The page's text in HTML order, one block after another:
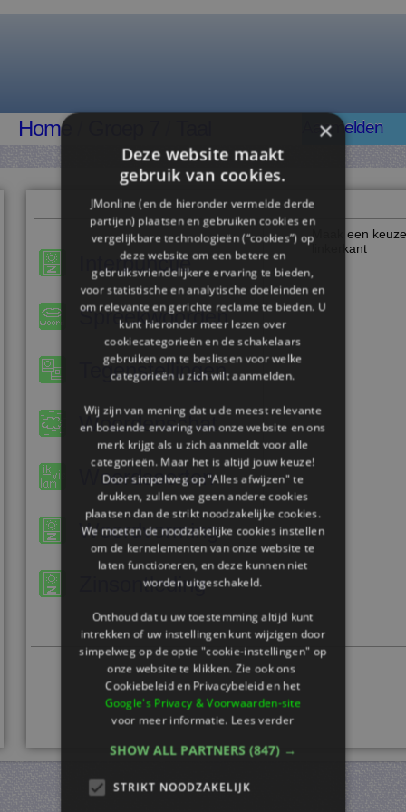
Home Aanmelden
Interpunctie
Spreekwoorden
Tegenstellingen
Woordenschat
Woordsoorten
Woordvorming
Zinsontleding
Maak een
linkerkant
×
Deze website maakt
gebruik van cookies.
JMonline (en de hieronder vermelde derde
partijen) plaatsen en gebruiken cookies en
vergelijkbare technologieën (“cookies”) op
deze website om een ​​betere en
gebruiksvriendelijkere ervaring te bieden,
voor statistische en analytische doeleinden en
om relevante en gerichte reclame te bieden. U
kunt hieronder meer lezen over
cookiecategorieën en de schakelaars
gebruiken om te beslissen voor welke
categorieën u zich wilt aanmelden.
Wij zijn van mening dat u de meest relevante
en boeiende ervaring van onze website en ons
merk krijgt als u zich aanmeldt voor alle
categorieën. Maar het is altijd jouw keuze!
Door simpelweg op "Alles afwijzen" te
drukken, zullen we geen andere cookies
plaatsen dan de strikt noodzakelijke cookies.
We moeten de noodzakelijke cookies instellen
om de kernelementen van onze website te
laten functioneren, en deze kunnen niet
worden uitgeschakeld.
Onthoud dat u uw toestemming altijd kunt
intrekken of uw instellingen kunt wijzigen door
simpelweg op de optie "cookie-instellingen" op
onze website te klikken. Zie ook ons ​​
Cookiebeleid en Privacybeleid en het
Google's Privacy & Voorwaarden-site
voor meer informatie.Lees verder
SHOW ALL PARTNERS (847) →
STRIKT NOODZAKELIJK